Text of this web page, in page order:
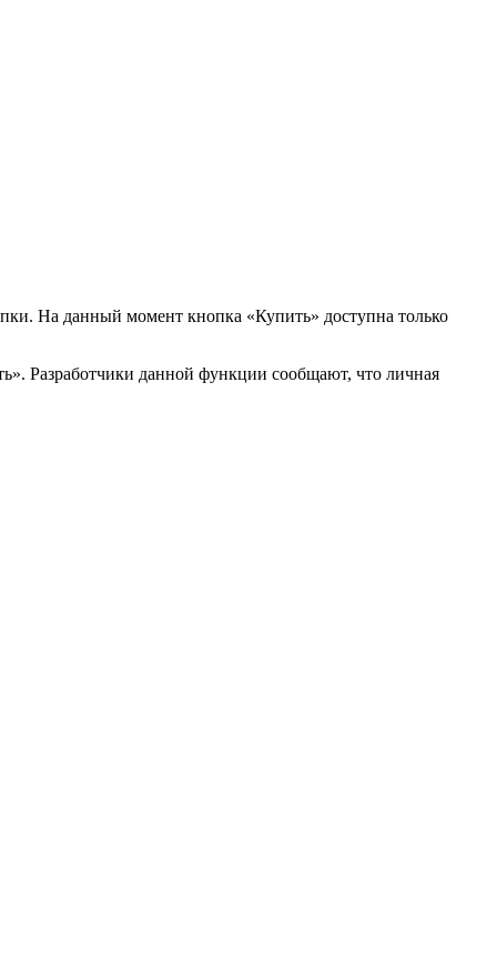
На данный момент кнопка «Купить» доступна только
Разработчики данной функции сообщают, что личная